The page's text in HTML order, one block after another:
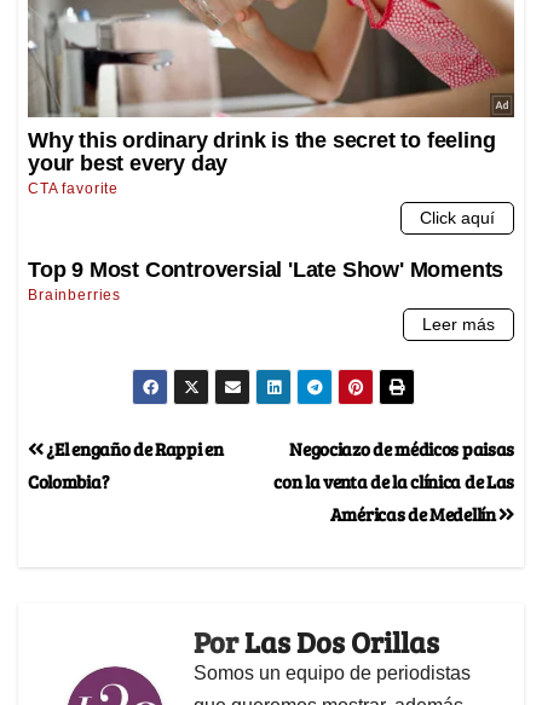
Negociazo de médicos paisas
con la venta de la clínica de Las
Américas de Medellín
¿El engaño de Rappi en
Colombia?
PorLas Dos Orillas
Somos un equipo de periodistas